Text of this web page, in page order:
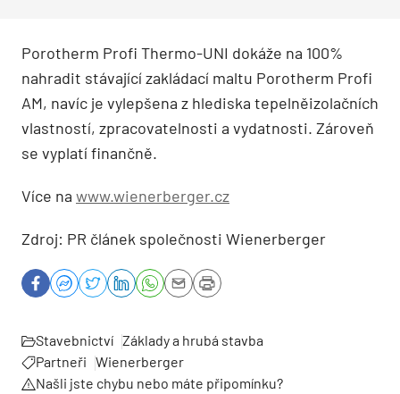
Porotherm Profi Thermo-UNI dokáže na 100%
nahradit stávající zakládací maltu Porotherm Profi
AM, navíc je vylepšena z hlediska tepelněizolačních
vlastností, zpracovatelnosti a vydatnosti. Zároveň
se vyplatí finančně.
Více na www.wienerberger.cz
Zdroj: PR článek společnosti Wienerberger
Stavebnictví Základy a hrubá stavba
Partneři Wienerberger
Našli jste chybu nebo máte připomínku?